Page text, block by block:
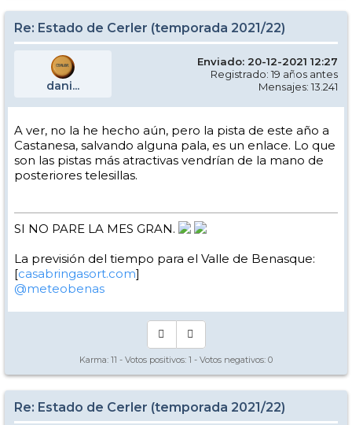
Re: Estado de Cerler (temporada 2021/22)
dani...
Enviado: 20-12-2021 12:27
Registrado: 19 años antes
Mensajes: 13.241
A ver, no la he hecho aún, pero la pista de este año a
Castanesa, salvando alguna pala, es un enlace. Lo que
son las pistas más atractivas vendrían de la mano de
posteriores telesillas.
SI NO PARE LA MES GRAN.
La previsión del tiempo para el Valle de Benasque:
[casabringasort.com]
@meteobenas
Karma: 11 - Votos positivos: 1 - Votos negativos: 0
Re: Estado de Cerler (temporada 2021/22)